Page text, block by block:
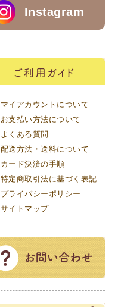
Instagram
マイアカウントについて
お支払い方法について
よくある質問
配送方法・送料について
カード決済の手順
特定商取引法に基づく表記
プライバシーポリシー
サイトマップ